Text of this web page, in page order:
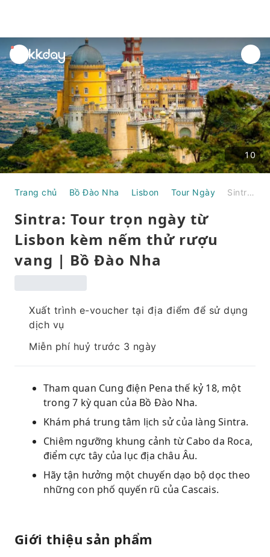
unread
notifications
10
Trang chủ Bồ Đào Nha Lisbon Tour Ngày Sintra: Tour trọn ngày từ Lisbon kèm nếm thử rượu vang | Bồ Đào Nha
Sintra: Tour trọn ngày từ
Lisbon kèm nếm thử rượu
vang | Bồ Đào Nha
Xuất trình e-voucher tại địa điểm để sử dụng
dịch vụ
Miễn phí huỷ trước 3 ngày
Tham quan Cung điện Pena thế kỷ 18, một
trong 7 kỳ quan của Bồ Đào Nha.
Khám phá trung tâm lịch sử của làng Sintra.
Chiêm ngưỡng khung cảnh từ Cabo da Roca,
điểm cực tây của lục địa châu Âu.
Hãy tận hưởng một chuyến dạo bộ dọc theo
những con phố quyến rũ của Cascais.
Giới thiệu sản phẩm